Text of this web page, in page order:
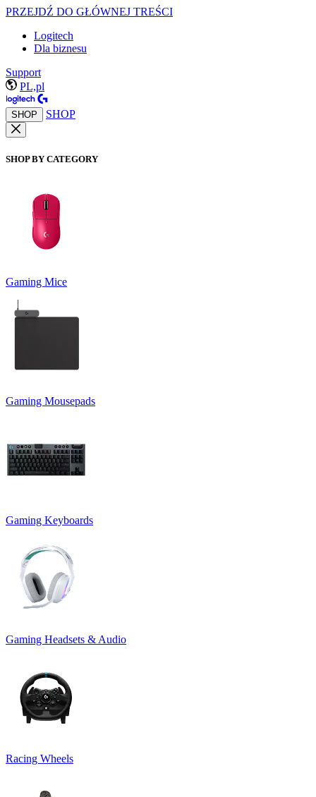
PRZEJDŹ DO GŁÓWNEJ TREŚCI
Logitech
Dla biznesu
Support
PL,pl
SHOP SHOP
SHOP BY CATEGORY
Gaming Mice
Gaming Mousepads
Gaming Keyboards
Gaming Headsets & Audio
Racing Wheels